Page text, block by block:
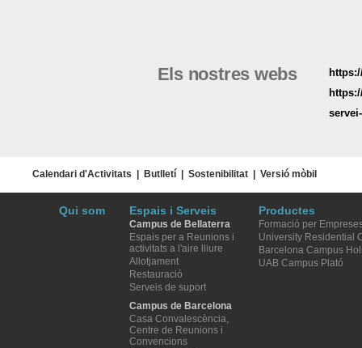
Els nostres webs
Calendari d'Activitats Butlletí Sostenibilitat Versió mòbil
Qui som Espais i Serveis
Campus de Bellaterra
Espais per a Reunions i
activitats a l'aire lliure
Allotjament
Restauració
Serveis de suport
Campus de Barcelona
Casa Convalescència,
Centre de Reunions i
Convencions
Productes
Formació per
University Residential
Barcelona Campus
UAB Campus Plató